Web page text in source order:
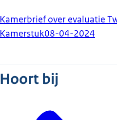
Kamerbrief over evaluatie
Kamerstuk08-04-2024
Hoort bij